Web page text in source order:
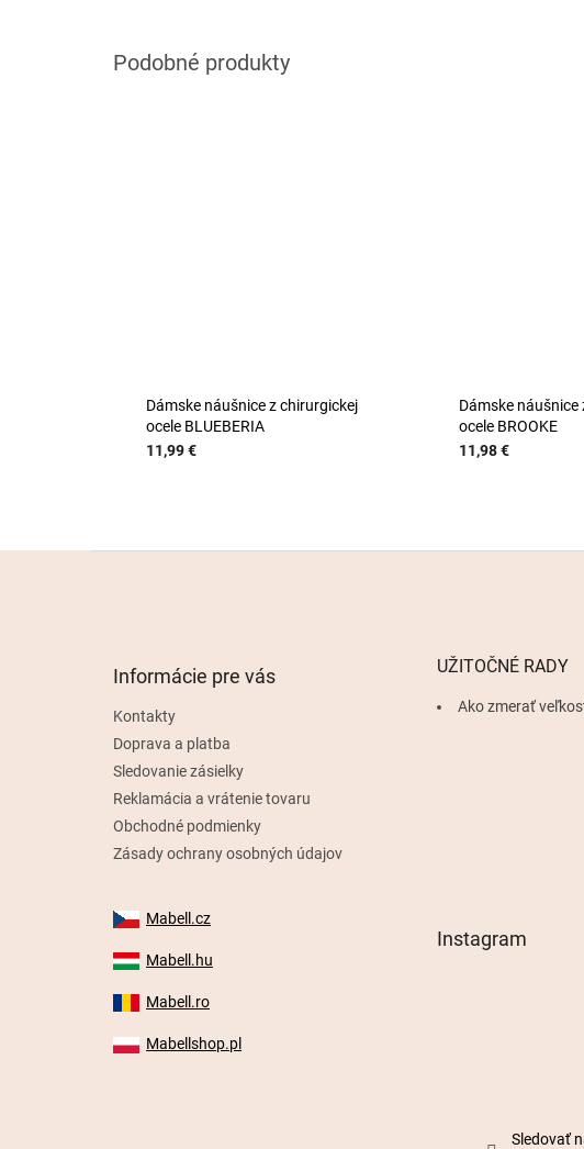
Dámske náušnice z chirurgickej
ocele BLUEBERIA
11,99 €
Dámske náušnice
ocele BROOKE
11,98 €
Informácie pre vás
Kontakty
Doprava a platba
Sledovanie zásielky
Reklamácia a vrátenie tovaru
Obchodné podmienky
Zásady ochrany osobných údajov
UŽITOČNÉ RADY
Ako zmerať
Mabell.cz
Mabell.hu
Mabell.ro
Mabellshop.pl
Instagram
Sledovať